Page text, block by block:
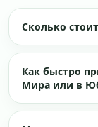
Сколько
Как быстро
Мира или в